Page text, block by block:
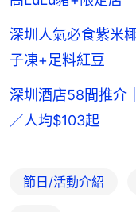
深圳人氣必食紫米
子凍+足料紅豆
深圳酒店58間推介
／人均$103起
節日/活動介紹